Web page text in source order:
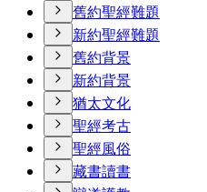
舊約聖經難題
新約聖經難題
舊約背景
新約背景
猶太文化
聖經考古
聖經風俗
藏書讀書